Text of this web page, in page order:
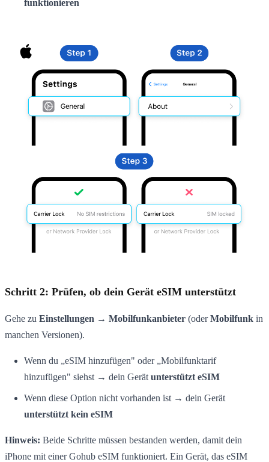
funktionieren
Schritt 2: Prüfen, ob dein Gerät eSIM unterstützt
Gehe zu Einstellungen → Mobilfunkanbieter (oderMobilfunk in
manchen Versionen).
Wenn du „eSIM hinzufügen" oder „Mobilfunktarif
hinzufügen" siehst → dein Gerät unterstützt eSIM
Wenn diese Option nicht vorhanden ist → dein Gerät
unterstützt kein eSIM
Hinweis: Beide Schritte müssen bestanden werden, damit dein
iPhone mit einer Gohub eSIM funktioniert. Ein Gerät, das eSIM